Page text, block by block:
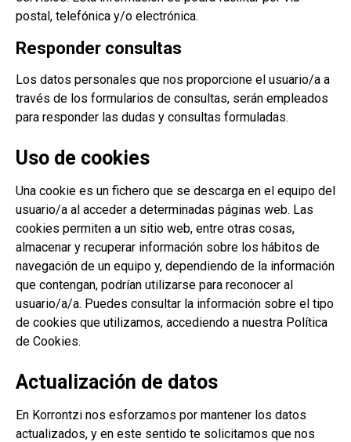
postal, telefónica y/o electrónica.
Responder consultas
Los datos personales que nos proporcione el usuario/a a
través de los formularios de consultas, serán empleados
para responder las dudas y consultas formuladas.
Uso de cookies
Una cookie es un fichero que se descarga en el equipo del
usuario/a al acceder a determinadas páginas web. Las
cookies permiten a un sitio web, entre otras cosas,
almacenar y recuperar información sobre los hábitos de
navegación de un equipo y, dependiendo de la información
que contengan, podrían utilizarse para reconocer al
usuario/a/a. Puedes consultar la información sobre el tipo
de cookies que utilizamos, accediendo a nuestra Política
de Cookies.
Actualización de datos
En Korrontzi nos esforzamos por mantener los datos
actualizados, y en este sentido te solicitamos que nos